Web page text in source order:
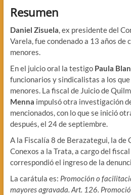
Resumen
Daniel Zisuela, ex presidente del
Varela, fue condenado a 13 años
menores.
En el juicio oral la testigo Paula
funcionarios y sindicalistas a los
menores. La fiscal de Juicio de
Menna impulsó otra investigación
mencionados, con lo que se inició
después, el 24 de septiembre.
A la Fiscalía 8 de Berazategui, la de
Conexos a la Trata, a cargo del fiscal
correspondió el ingreso de la
La carátula es: Promoción o
mayores agravada. Art. 126.